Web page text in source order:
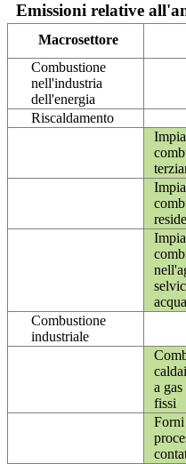
Emissioni relative
Macrosettore
Combustione
nell'industria
dell'energia
Riscaldamento
Combustione
industriale
a
fissi